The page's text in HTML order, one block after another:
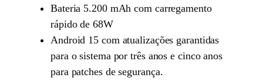
Bateria 5.200 mAh com carregamento
rápido de 68W
Android 15 com atualizações garantidas
para o sistema por três anos e cinco anos
para patches de segurança.